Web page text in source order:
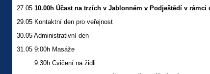
27.05 10.00h Účast na trzích v Jablonném v Podještědí v rámci
29.05 Kontaktní den pro veřejnost
30.05 Administrativní den
31.05 9:00h Masáže
9:30h Cvičení na židli